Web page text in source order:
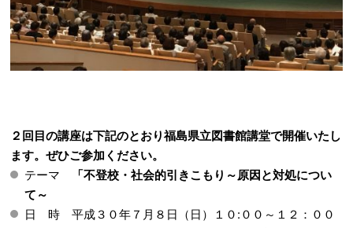
２回目の講座は下記のとおり福島県立図書館講堂で開催いたし
ます。ぜひご参加ください。
テーマ
「不登校・社会的引きこもり～原因と対処につい
て～
日 時 平成３０年７月８日（日）１０:００～１２：００